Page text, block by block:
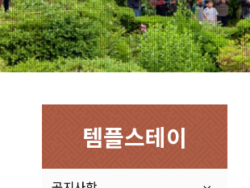
템플스테이